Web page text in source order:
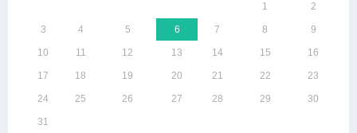
1 2
3 4 5 6 7 8 9
10 11 12 13 14 15 16
17 18 19 20 21 22 23
24 25 26 27 28 29 30
31